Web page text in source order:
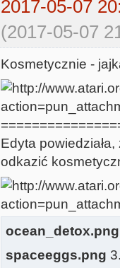
2017-05-07
(2017-05-07
Kosmetycznie -
Edyta
odkazić
ocean_detox.png
spaceeggs.png